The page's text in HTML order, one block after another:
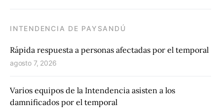
INTENDENCIA DE PAYSANDÚ
Rápida respuesta a personas afectadas por el temporal
agosto 7, 2026
Varios equipos de la Intendencia asisten a los
damnificados por el temporal